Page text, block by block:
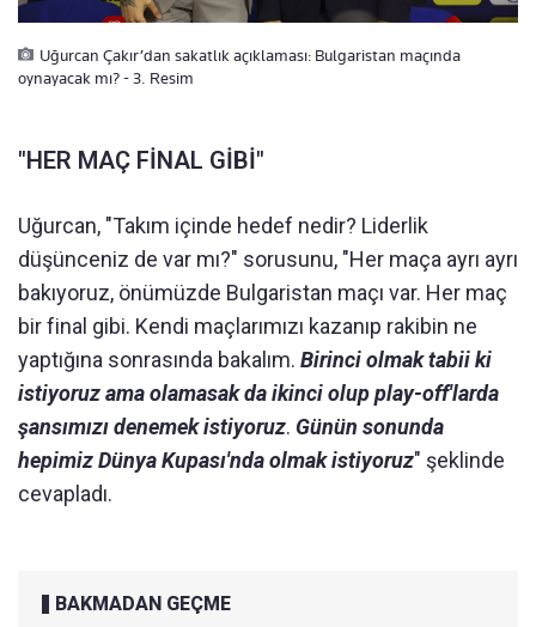
Uğurcan Çakır’dan sakatlık açıklaması: Bulgaristan maçında
oynayacak mı? - 3. Resim
"HER MAÇ FİNAL GİBİ"
Uğurcan, "Takım içinde hedef nedir? Liderlik
düşünceniz de var mı?" sorusunu, "Her maça ayrı ayrı
bakıyoruz, önümüzde Bulgaristan maçı var. Her maç
bir final gibi. Kendi maçlarımızı kazanıp rakibin ne
yaptığına sonrasında bakalım. Birinci olmak tabii ki
istiyoruz ama olamasak da ikinci olup play-off'larda
şansımızı denemek istiyoruz. Günün sonunda
hepimiz Dünya Kupası'nda olmak istiyoruz" şeklinde
cevapladı.
BAKMADAN GEÇME